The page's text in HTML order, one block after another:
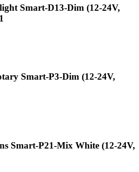
Smart-D13-Dim (12-24V,
Smart-P3-Dim (12-24V,
Smart-P21-Mix White (12-24V,